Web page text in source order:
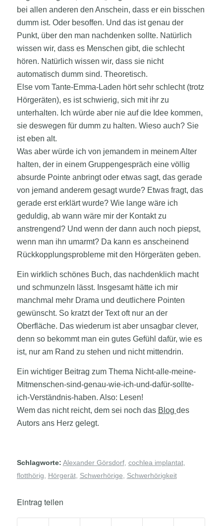
bei allen anderen den Anschein, dass er ein bisschen
dumm ist. Oder besoffen. Und das ist genau der
Punkt, über den man nachdenken sollte. Natürlich
wissen wir, dass es Menschen gibt, die schlecht
hören. Natürlich wissen wir, dass sie nicht
automatisch dumm sind. Theoretisch.
Else vom Tante-Emma-Laden hört sehr schlecht (trotz
Hörgeräten), es ist schwierig, sich mit ihr zu
unterhalten. Ich würde aber nie auf die Idee kommen,
sie deswegen für dumm zu halten. Wieso auch? Sie
ist eben alt.
Was aber würde ich von jemandem in meinem Alter
halten, der in einem Gruppengespräch eine völlig
absurde Pointe anbringt oder etwas sagt, das gerade
von jemand anderem gesagt wurde? Etwas fragt, das
gerade erst erklärt wurde? Wie lange wäre ich
geduldig, ab wann wäre mir der Kontakt zu
anstrengend? Und wenn der dann auch noch piepst,
wenn man ihn umarmt? Da kann es anscheinend
Rückkopplungsprobleme mit den Hörgeräten geben.
Ein wirklich schönes Buch, das nachdenklich macht
und schmunzeln lässt. Insgesamt hätte ich mir
manchmal mehr Drama und deutlichere Pointen
gewünscht. So kratzt der Text oft nur an der
Oberfläche. Das wiederum ist aber unsagbar clever,
denn so bekommt man ein gutes Gefühl dafür, wie es
ist, nur am Rand zu stehen und nicht mittendrin.
Ein wichtiger Beitrag zum Thema Nicht-alle-meine-
Mitmenschen-sind-genau-wie-ich-und-dafür-sollte-
ich-Verständnis-haben. Also: Lesen!
Wem das nicht reicht, dem sei noch das Blog des
Autors ans Herz gelegt.
Schlagworte: Alexander Görsdorf, cochlea implantat,
flotthörig
Hörgerät, Schwerhörige Schwerhörigkeit
Eintrag teilen